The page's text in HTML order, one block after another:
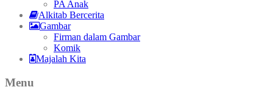
PA Anak
Alkitab Bercerita
Gambar
Firman dalam Gambar
Komik
Majalah Kita
Menu